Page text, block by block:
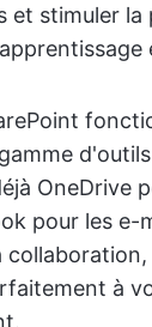
et stimuler la
OneDrive
pour les e-
collaboration,
à